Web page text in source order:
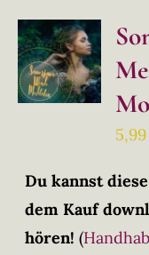
Du kannst
dem Kauf
hören! (